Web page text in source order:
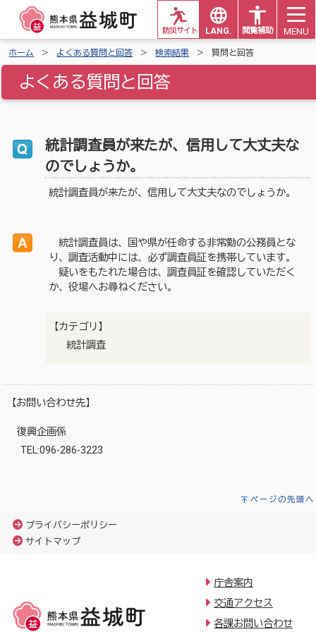
LANG. 閲覧補助
防災サイト MENU
ホーム よくある質問と回答 検索結果 質問と回答
よくある質問と回答
統計調査員が来たが、信用して大丈夫な
のでしょうか。
統計調査員が来たが、信用して大丈夫なのでしょうか。
統計調査員は、国や県が任命する非常勤の公務員とな
り、調査活動中には、必ず調査員証を携帯しています。
疑いをもたれた場合は、調査員証を確認していただく
か、役場へお尋ねください。
【カテゴリ】
統計調査
【お問い合わせ先】
復興企画係
TEL:096-286-3223
ページの先頭へ
プライバシーポリシー
サイトマップ
庁舎案内
交通アクセス
各課お問い合わせ